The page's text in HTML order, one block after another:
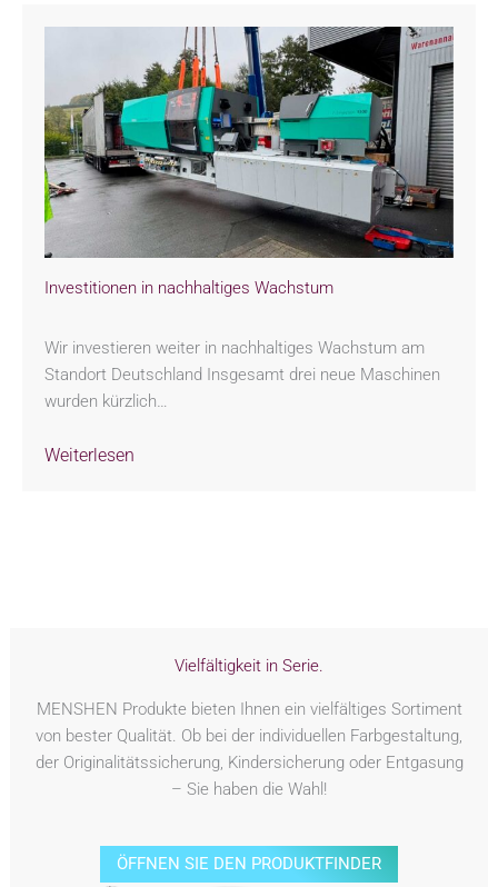
Investitionen in nachhaltiges Wachstum
Wir investieren weiter in nachhaltiges Wachstum am
Standort Deutschland Insgesamt drei neue Maschinen
wurden kürzlich…
Weiterlesen
Vielfältigkeit in Serie.
MENSHEN Produkte bieten Ihnen ein vielfältiges Sortiment
von bester Qualität. Ob bei der individuellen Farbgestaltung,
der Originalitätssicherung, Kindersicherung oder Entgasung
– Sie haben die Wahl!
ÖFFNEN SIE DEN PRODUKTFINDER